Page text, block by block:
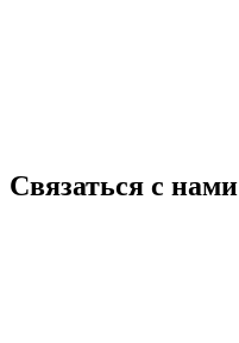
Связаться с нами